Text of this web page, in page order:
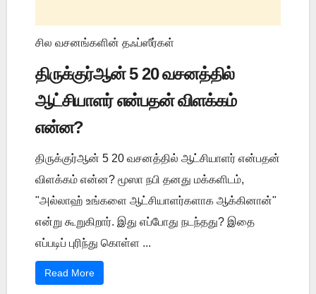
சில வசனங்களின் தஃப்ஸீர்கள்
திருக்குர்ஆன் 5 20 வசனத்தில்
ஆட்சியாளர் என்பதன் விளக்கம்
என்ன?
திருக்குர்ஆன் 5 20 வசனத்தில் ஆட்சியாளர் என்பதன்
விளக்கம் என்ன? மூஸா நபி தனது மக்களிடம்,
"அல்லாஹ் உங்களை ஆட்சியாளர்களாக ஆக்கினான்"
என்று கூறுகிறார். இது எப்போது நடந்தது? இதை
எப்படிப் புரிந்து கொள்ள ...
Read More